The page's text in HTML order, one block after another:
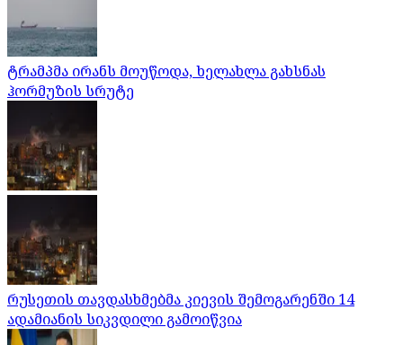
ტრამპმა ირანს მოუწოდა, ხელახლა გახსნას
ჰორმუზის სრუტე
რუსეთის თავდასხმებმა კიევის შემოგარენში 14
ადამიანის სიკვდილი გამოიწვია